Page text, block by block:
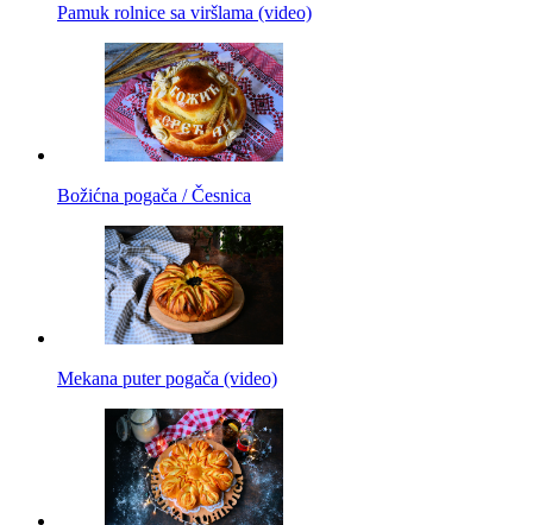
Pamuk rolnice sa viršlama (video)
Božićna pogača / Česnica
Mekana puter pogača (video)